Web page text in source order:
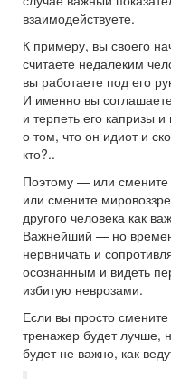
взаимодействуете.
К примеру, вы своего
считаете недалеким
вы работаете под его
И именно вы
и терпеть его капризы
о том, что он идиот и
кто?..
Поэтому — или смените
или смените
другого человека как
Важнейший — но
нервничать и
осознанным и видеть
избитую неврозами.
Если вы просто
тренажер будет лучше,
будет не важно, как